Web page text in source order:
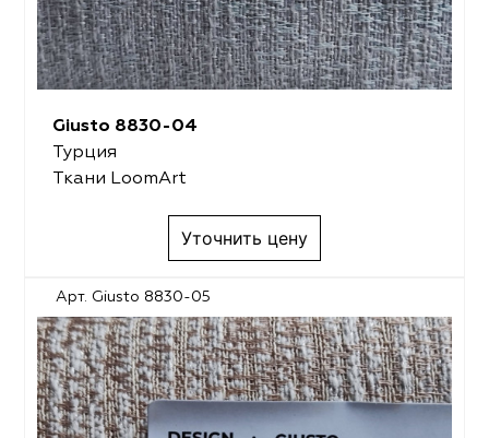
Giusto 8830-04
Турция
Ткани LoomArt
Уточнить цену
Арт. Giusto 8830-05